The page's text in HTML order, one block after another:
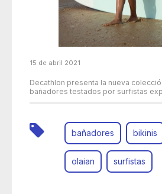
15 de abril 2021
Decathlon presenta la nueva
bañadores testados por surfistas
bañadores bikinis
olaian surfistas